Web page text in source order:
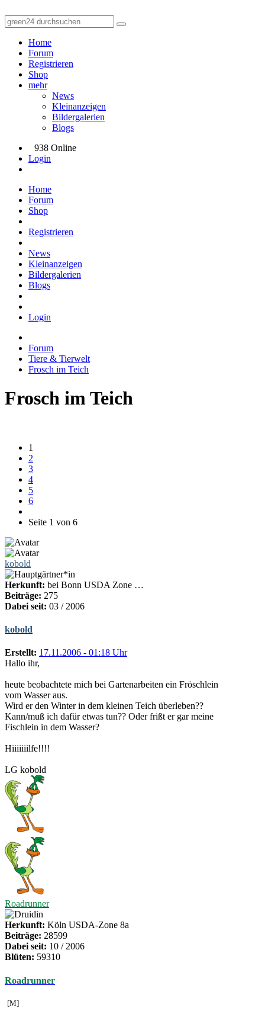
Home
Forum
Registrieren
Shop
mehr
News
Kleinanzeigen
Bildergalerien
Blogs
938 Online
Login
Home
Forum
Shop
Registrieren
News
Kleinanzeigen
Bildergalerien
Blogs
Login
Forum
Tiere & Tierwelt
Frosch im Teich
Frosch im Teich
1
2
3
4
5
6
Seite 1 von 6
kobold
Herkunft: bei Bonn USDA Zone …
Beiträge: 275
Dabei seit: 03 / 2006
kobold
Erstellt: 17.11.2006 - 01:18 Uhr
Hallo ihr,
heute beobachtete mich bei Gartenarbeiten ein Fröschlein
vom Wasser aus.
Wird er den Winter in dem kleinen Teich überleben??
Kann/muß ich dafür etwas tun?? Oder frißt er gar meine
Fischlein in dem Wasser?
Hiiiiiiilfe!!!!
LG kobold
Roadrunner
Herkunft: Köln USDA-Zone 8a
Beiträge: 28599
Dabei seit: 10 / 2006
Blüten: 59310
Roadrunner
[M]